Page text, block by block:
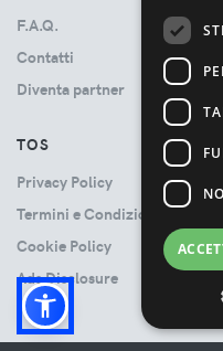
F.A.Q.
Contatti
Diventa partner
TOS
Privacy Policy
Termini e Condizioni
Cookie Policy
Ads Disclosure